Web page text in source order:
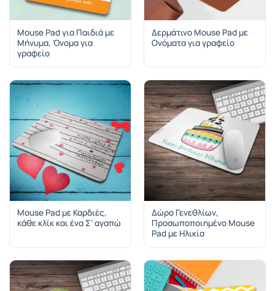
Mouse Pad για Παιδιά με
Μήνυμα, Όνομα για
γραφείο
Δερμάτινο Mouse Pad με
Ονόματα για γραφείο
Mouse Pad με Καρδιές,
κάθε κλίκ και ένα Σ’ αγαπώ
Δώρο Γενεθλίων,
Προσωποποιημένο Mouse
Pad με Ηλικία